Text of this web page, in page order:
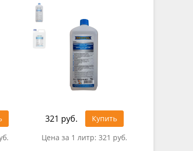
321 руб.
Купить
Цена за 1 литр: 321 руб.